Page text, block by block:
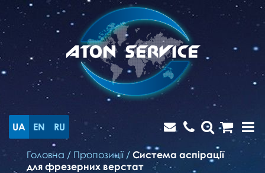
UA EN RU
Головна / Пропозиції/ Система аспірації
для фрезерних верстат